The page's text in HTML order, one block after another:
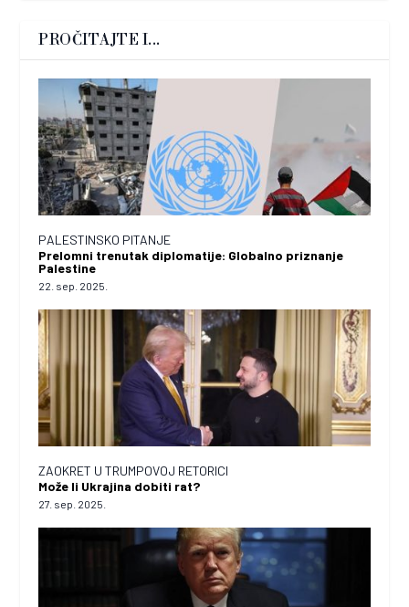
PROČITAJTE I...
PALESTINSKO PITANJE
Prelomni trenutak diplomatije: Globalno priznanje
Palestine
22. sep. 2025.
ZAOKRET U TRUMPOVOJ RETORICI
Može li Ukrajina dobiti rat?
27. sep. 2025.